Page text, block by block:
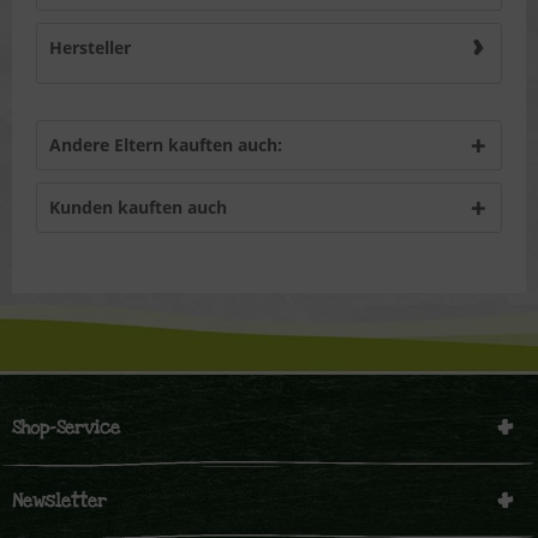
Hersteller
Andere Eltern kauften auch:
Kunden kauften auch
Shop-Service
Newsletter